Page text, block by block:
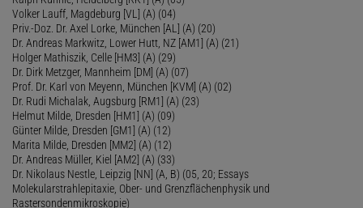
Volker Lauff, Magdeburg [VL] (A) (04)
Priv.-Doz. Dr. Axel Lorke, München [AL] (A) (20)
Dr. Andreas Markwitz, Lower Hutt, NZ [AM1] (A) (21)
Holger Mathiszik, Celle [HM3] (A) (29)
Dr. Dirk Metzger, Mannheim [DM] (A) (07)
Prof. Dr. Karl von Meyenn, München [KVM] (A) (02)
Dr. Rudi Michalak, Augsburg [RM1] (A) (23)
Helmut Milde, Dresden [HM1] (A) (09)
Günter Milde, Dresden [GM1] (A) (12)
Marita Milde, Dresden [MM2] (A) (12)
Dr. Andreas Müller, Kiel [AM2] (A) (33)
Dr. Nikolaus Nestle, Leipzig [NN] (A, B) (05, 20; Essays
Molekularstrahlepitaxie, Ober- und Grenzflächenphysik und
Rastersondenmikroskopie)